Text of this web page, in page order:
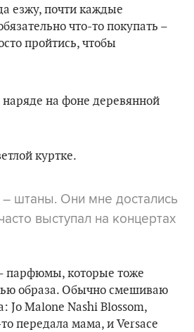
езжу, почти каждые
что-то покупать –
пройтись, чтобы
штаны. Они мне достались
выступал на концертах
парфюмы, которые тоже
образа. Обычно смешиваю
Jo Malone Nashi Blossom,
передала мама, и Versace